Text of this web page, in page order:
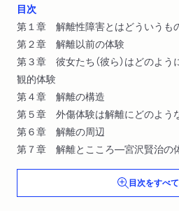
目次
第１章 解離性障害とはどういうも
第２章 解離以前の体験
第３章 彼女たち（彼ら）はどのよ
観的体験
第４章 解離の構造
第５章 外傷体験は解離にどのよう
第６章 解離の周辺
第７章 解離とこころ―宮沢賢治の
第８章 解離への治療的接近
目次をすべ